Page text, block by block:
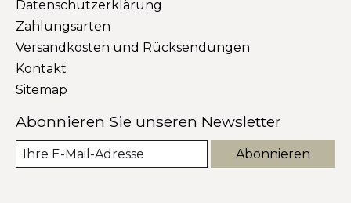
Datenschutzerklärung
Zahlungsarten
Versandkosten und Rücksendungen
Kontakt
Sitemap
Abonnieren Sie unseren Newsletter
Abonnieren